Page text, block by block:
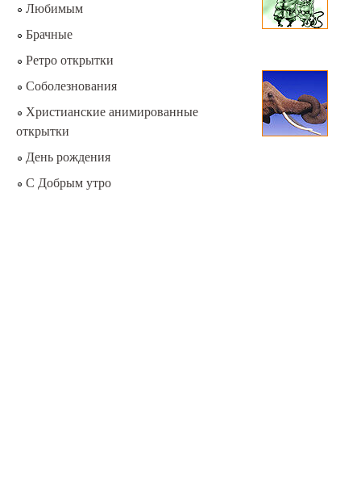
Любимым
Брачные
Ретро открытки
Соболезнования
Христианские анимированные
открытки
День рождения
С Добрым утро